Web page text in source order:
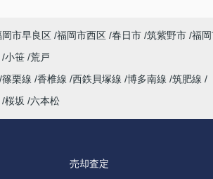
岡市早良区 福岡市西区 春日市 筑紫野市 福
小笹 荒戸
篠栗線 香椎線 西鉄貝塚線 博多南線 筑肥線
桜坂 六本松
売却査定